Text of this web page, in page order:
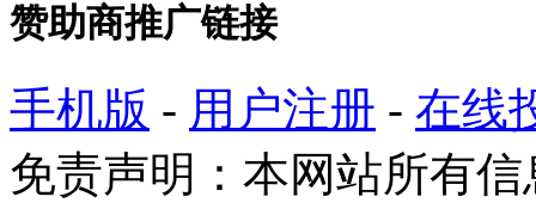
赞助商推广链接
手机版 - 用户注册 - 在线
免责声明：本网站所有